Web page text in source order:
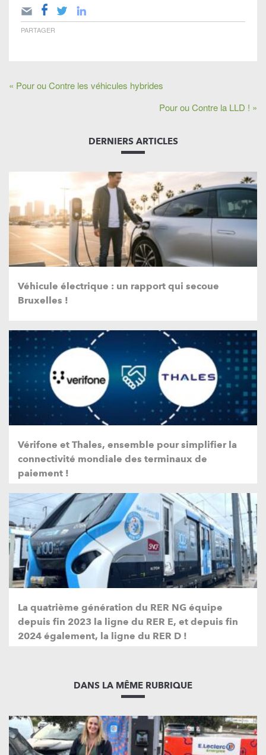
PARTAGER
« Pour ou Contre les véhicules hybrides
Pour ou Contre la LLD ! »
DERNIERS ARTICLES
Véhicule électrique : un rapport qui secoue
Bruxelles !
Vérifone et Thales, ensemble pour simplifier la
connectivité mondiale des terminaux de
paiement !
La quatrième génération du RER NG équipe
depuis fin 2023 la ligne du RER E, et depuis fin
2024 également, la ligne du RER D !
DANS LA MÊME RUBRIQUE